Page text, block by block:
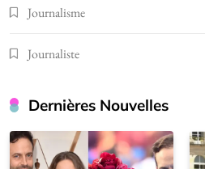
Journalisme
Journaliste
Dernières Nouvelles